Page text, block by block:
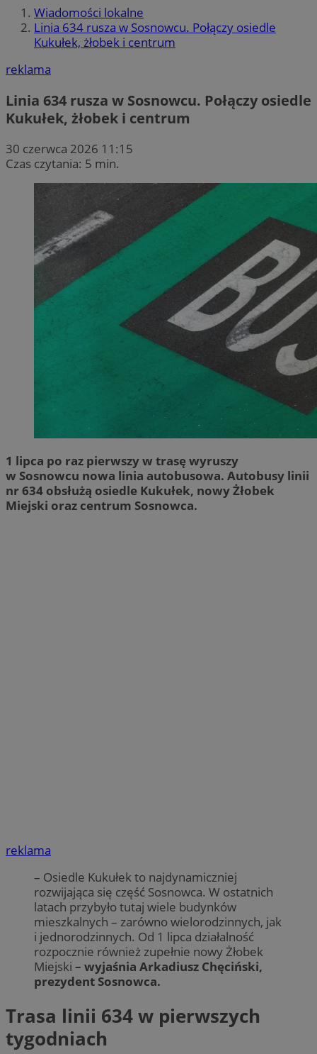
Wiadomości lokalne
Linia 634 rusza w Sosnowcu. Połączy osiedle
Kukułek, żłobek i centrum
reklama
Linia 634 rusza w Sosnowcu. Połączy osiedle
Kukułek, żłobek i centrum
30 czerwca 2026 11:15
Czas czytania: 5 min.
1 lipca po raz pierwszy w trasę wyruszy
w Sosnowcu nowa linia autobusowa. Autobusy linii
nr 634 obsłużą osiedle Kukułek, nowy Żłobek
Miejski oraz centrum Sosnowca.
reklama
– Osiedle Kukułek to najdynamiczniej
rozwijająca się część Sosnowca. W ostatnich
latach przybyło tutaj wiele budynków
mieszkalnych – zarówno wielorodzinnych, jak
i jednorodzinnych. Od 1 lipca działalność
rozpocznie również zupełnie nowy Żłobek
Miejski – wyjaśnia Arkadiusz Chęciński,
prezydent Sosnowca.
Trasa linii 634 w pierwszych
tygodniach